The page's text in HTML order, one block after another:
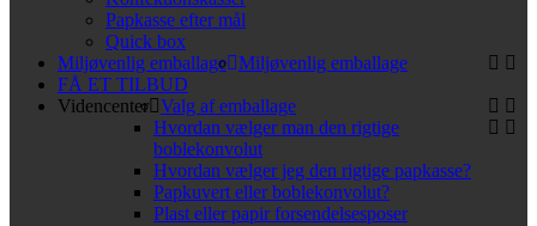
Papkasse efter mål
Quick box
Miljøvenlig emballage Miljøvenlig emballage
FÅ ET TILBUD
Videncenter Valg af emballage
Hvordan vælger man den rigtige
boblekonvolut
Hvordan vælger jeg den rigtige papkasse?
Papkuvert eller boblekonvolut?
Plast eller papir forsendelsesposer